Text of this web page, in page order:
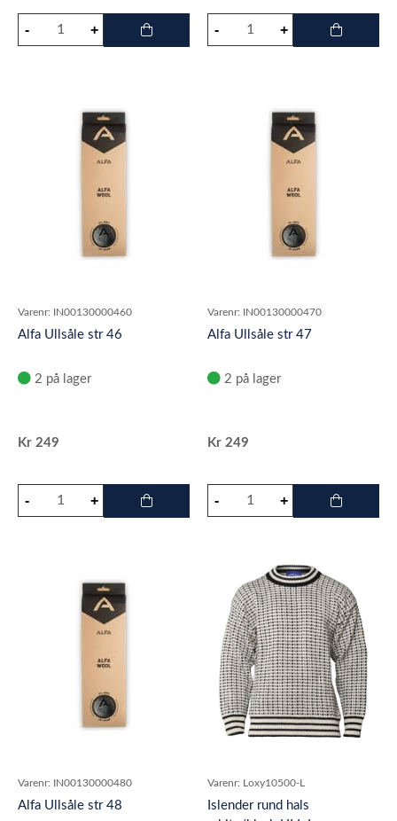
Varenr: IN00130000460
Alfa Ullsåle str 46
2 på lager
Kr 249
Varenr: IN00130000470
Alfa Ullsåle str 47
2 på lager
Kr 249
Varenr: IN00130000480
Alfa Ullsåle str 48
Varenr: Loxy10500-L
Islender rund hals